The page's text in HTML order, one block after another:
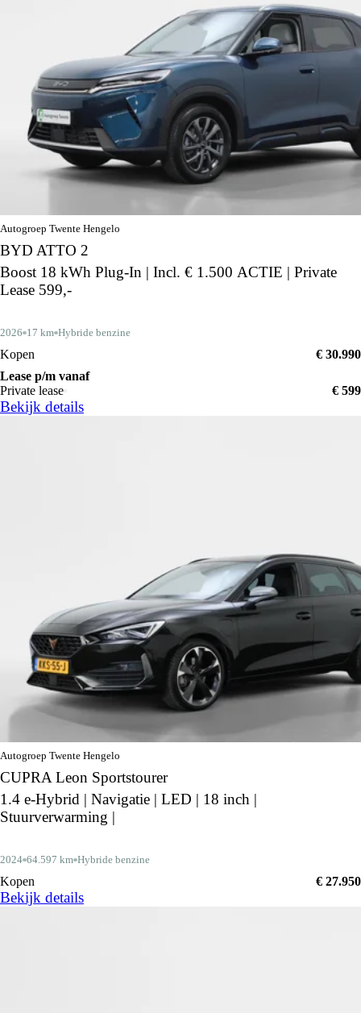
Autogroep Twente Hengelo
BYD ATTO 2
Boost 18 kWh Plug-In | Incl. € 1.500 ACTIE | Private
Lease 599,-
2026 17 km Hybride benzine
Kopen
€ 30.990
Lease p/m vanaf
Private lease
€ 599
Bekijk details
Autogroep Twente Hengelo
CUPRA Leon Sportstourer
1.4 e-Hybrid | Navigatie | LED | 18 inch |
Stuurverwarming |
2024 64.597 km Hybride benzine
Kopen € 27.950
Bekijk details